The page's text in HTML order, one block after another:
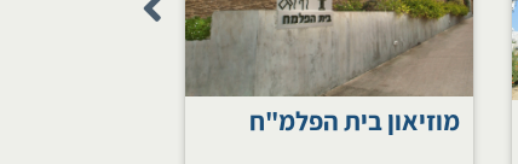
מוזיאון בית הפלמ"ח